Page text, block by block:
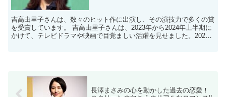
吉高由里子さんは、数々のヒット作に出演し、その演技力で多くの賞
を受賞しています。 吉高由里子さんは、2023年から2024年上半期に
かけて、テレビドラマや映画で目覚ましい活躍を見せました。2023
長澤まさみの心を動かした過去の恋愛！